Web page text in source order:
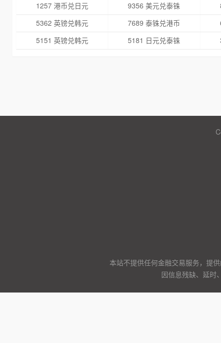
1257 港币兑日元
9356 美元兑泰铢
5362 英镑兑韩元
7689 泰铢兑港币
5151 英镑兑韩元
5181 日元兑泰铢
本站不提供任何金融交易服务，提
因信息残缺、延时